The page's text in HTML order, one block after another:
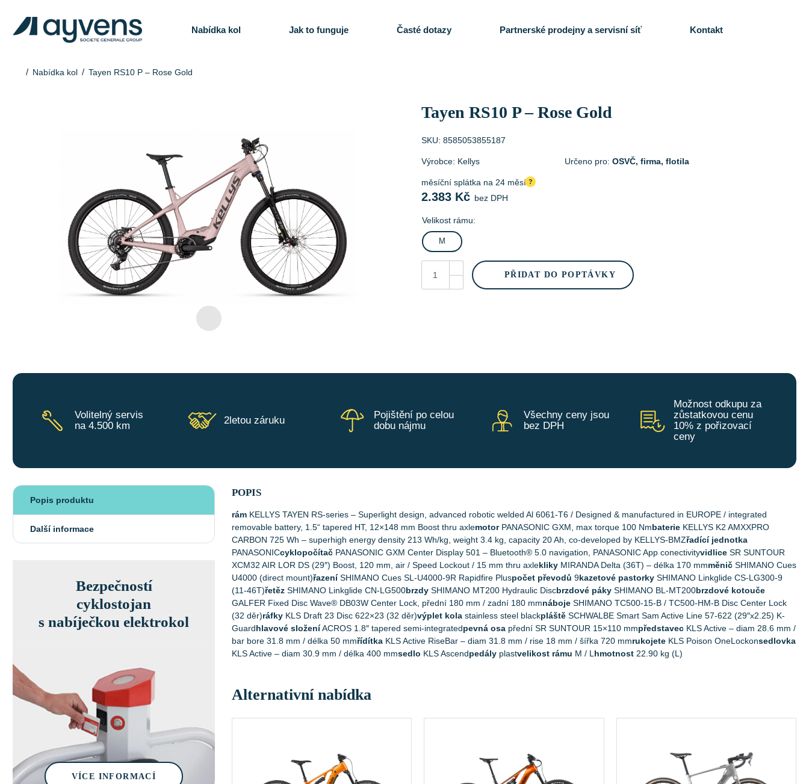
Nabídka kol Jak to funguje Časté dotazy Partnerské prodejny a servisní síť Kontakt
Nabídka kol Tayen RS10 P – Rose Gold
Tayen RS10 P – Rose Gold
SKU: 8585053855187
Výrobce: Kellys Určeno pro: OSVČ, firma, flotila
?
měsíční splátka na 24 měsíců
2.383 Kč bez DPH
Velikost rámu:
M
Tayen
RS10
PŘIDAT DO POPTÁVKY
Volitelný servis
na 4.500 km
2letou záruku
Pojištění po celou
dobu nájmu
Všechny ceny jsou
bez DPH
Možnost odkupu za
zůstatkovou cenu
10% z pořizovací
ceny
Popis produktu
Další informace
Bezpečností
cyklostojan
s nabíječkou elektrokol
VÍCE INFORMACÍ
POPIS
rám KELLYS TAYEN RS-series – Superlight design, advanced robotic welded Al 6061-T6 / Designed & manufactured in EUROPE / integrated
removable battery, 1.5“ tapered HT, 12×148 mm Boost thru axlemotorPANASONIC GXM, max torque 100 Nmbaterie KELLYS K2 AMXXPRO
CARBON 725 Wh – superhigh energy density 213 Wh/kg, weight 3.4 kg, capacity 20 Ah, co-developed by KELLYS-BMZřadící jednotka
PANASONICcyklopočítač PANASONIC GXM Center Display 501 – Bluetooth® 5.0 navigation, PANASONIC App conectivityvidlice SR SUNTOUR
XCM32 AIR LOR DS (29″) Boost, 120 mm, air / Speed Lockout / 15 mm thru axlekliky MIRANDA Delta (36T) – délka 170 mmměnič SHIMANO Cues
U4000 (direct mount)řazeníSHIMANO Cues SL-U4000-9R Rapidfire Pluspočet převodů 9kazetové pastorky SHIMANO Linkglide CS-LG300-9
(11-46T)řetěz SHIMANO Linkglide CN-LG500brzdy SHIMANO MT200 Hydraulic Discbrzdové páky SHIMANO BL-MT200brzdové kotouče
GALFER Fixed Disc Wave® DB03W Center Lock, přední 180 mm / zadní 180 mmnáboje SHIMANO TC500-15-B / TC500-HM-B Disc Center Lock
(32 děr)ráfky KLS Draft 23 Disc 622×23 (32 děr)výplet kola stainless steel blackpláště SCHWALBE Smart Sam Active Line 57-622 (29″x2.25) K-
Guardhlavové složeníACROS 1.8″ tapered semi-integratedpevná osa přední SR SUNTOUR 15×110 mmpředstavec KLS Active – diam 28.6 mm /
bar bore 31.8 mm / délka 50 mmřídítka KLS Active RiseBar – diam 31.8 mm / rise 18 mm / šířka 720 mmrukojete KLS Poison OneLockonsedlovka
KLS Active – diam 30.9 mm / délka 400 mmsedlo KLS Ascendpedály plastvelikost rámu M / L hmotnost 22.90 kg (L)
Alternativní nabídka